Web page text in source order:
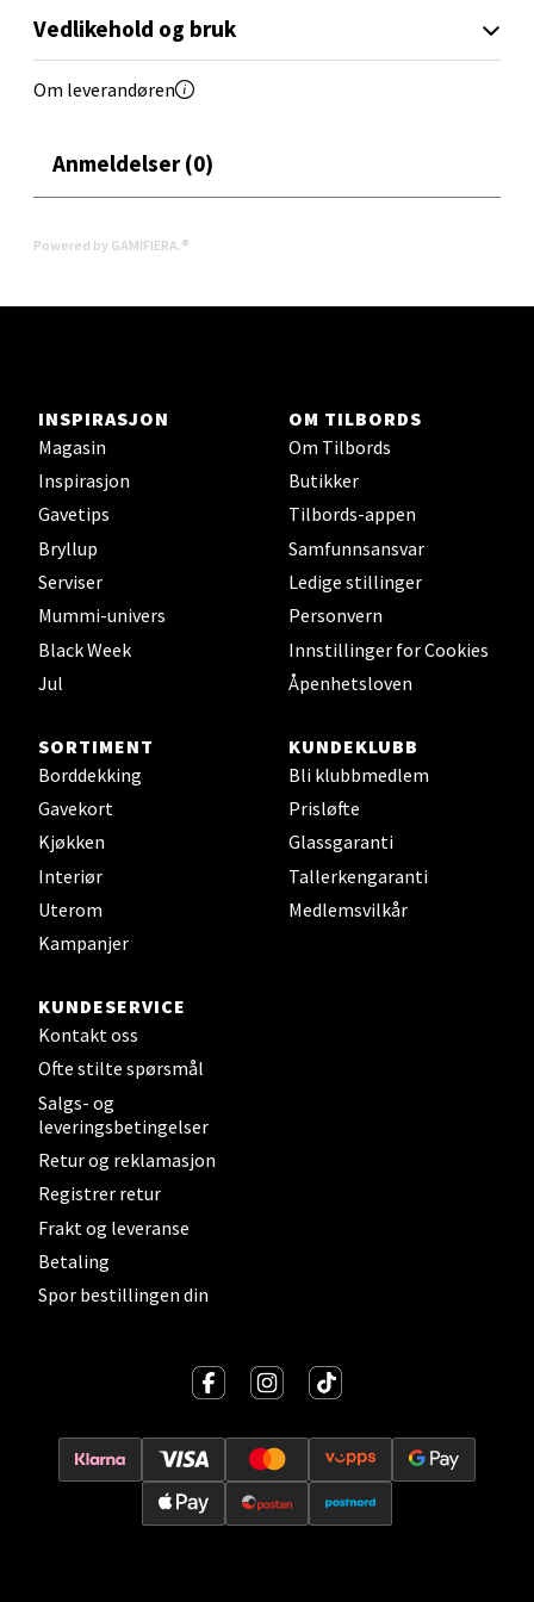
Vedlikehold og bruk
Om leverandøren
Anmeldelser (0)
Powered by GAMIFIERA.®
INSPIRASJON
Magasin
Inspirasjon
Gavetips
Bryllup
Serviser
Mummi-univers
Black Week
Jul
OM TILBORDS
Om Tilbords
Butikker
Tilbords-appen
Samfunnsansvar
Ledige stillinger
Personvern
Innstillinger for Cookies
Åpenhetsloven
SORTIMENT
Borddekking
Gavekort
Kjøkken
Interiør
Uterom
Kampanjer
KUNDEKLUBB
Bli klubbmedlem
Prisløfte
Glassgaranti
Tallerkengaranti
Medlemsvilkår
KUNDESERVICE
Kontakt oss
Ofte stilte spørsmål
Salgs- og
leveringsbetingelser
Retur og reklamasjon
Registrer retur
Frakt og leveranse
Betaling
Spor bestillingen din
Åpent i dag 09-18
Oslo - Linderud
0 i butikk
Bryne/Jæren - M44
Jupiterveien 2, 4340 Bryne
Stavanger og Sandnes - Thon
Senter Madla
Madlakrossen nr 9, 4042 Stavanger
Åpent i dag 10-20
0 i butikk
Levanger - Magneten
Moafjæra 14, 7606 Levanger
Velg